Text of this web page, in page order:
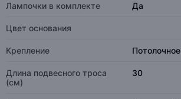
Лампочки в комплекте Да
Цвет основания
Крепление Потолочное
Длина подвесного троса
(см)
30